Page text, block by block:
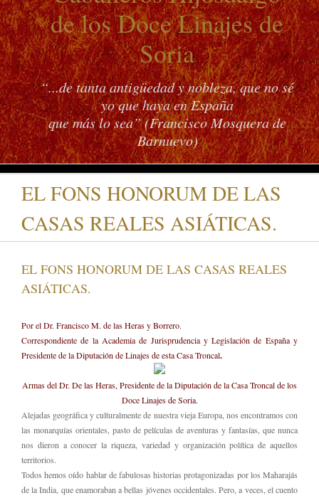
de los Doce Linajes de
Soria
“...de tanta antigüedad y nobleza, que no sé
yo que haya en España
que más lo sea” (Francisco Mosquera de
Barnuevo)
EL FONS HONORUM DE LAS
CASAS REALES ASIÁTICAS.
EL FONS HONORUM DE LAS CASAS REALES
ASIÁTICAS.
Por el Dr. Francisco M. de las Heras y Borrero.
Correspondiente de la Academia de Jurisprudencia y Legislación de España y
Presidente de la Diputación de Linajes de esta Casa Troncal.
Armas del Dr. De las Heras, Presidente de la Diputación de la Casa Troncal de los
Doce Linajes de Soria.
Alejadas geográfica y culturalmente de nuestra vieja Europa, nos encontramos con
las monarquías orientales, pasto de películas de aventuras y fantasías, que nunca
nos dieron a conocer la riqueza, variedad y organización política de aquellos
territorios.
Todos hemos oído hablar de fabulosas historias protagonizadas por los Maharajás
de la India, que enamoraban a bellas jóvenes occidentales. Pero, a veces, el cuento